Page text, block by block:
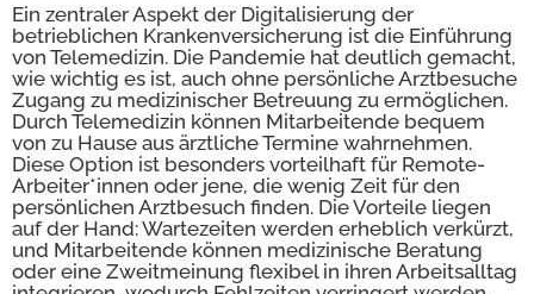
Ein zentraler Aspekt der Digitalisierung der
betrieblichen Krankenversicherung ist die Einführung
von Telemedizin. Die Pandemie hat deutlich gemacht,
wie wichtig es ist, auch ohne persönliche Arztbesuche
Zugang zu medizinischer Betreuung zu ermöglichen.
Durch Telemedizin können Mitarbeitende bequem
von zu Hause aus ärztliche Termine wahrnehmen.
Diese Option ist besonders vorteilhaft für Remote-
Arbeiter*innen oder jene, die wenig Zeit für den
persönlichen Arztbesuch finden. Die Vorteile liegen
auf der Hand: Wartezeiten werden erheblich verkürzt,
und Mitarbeitende können medizinische Beratung
oder eine Zweitmeinung flexibel in ihren Arbeitsalltag